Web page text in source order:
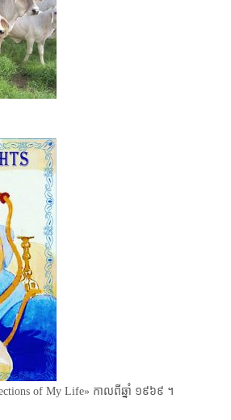
of My Life» កាលពីឆ្នាំ ​១៩៦៩ ។